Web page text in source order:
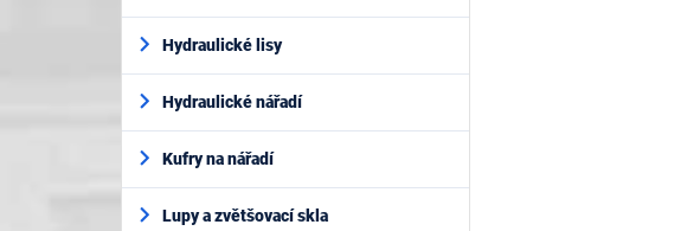
Hydraulické lisy
Hydraulické nářadí
Kufry na nářadí
Lupy a zvětšovací skla